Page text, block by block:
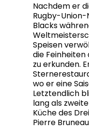
Nachdem er
Rugby-
Blacks
Speisen
die
zu erkunden.
wo er eine
Letztendlich
lang als
Küche des
Pierre